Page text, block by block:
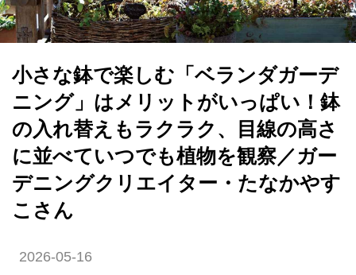
小さな鉢で楽しむ「ベランダガーデ
ニング」はメリットがいっぱい！鉢
の入れ替えもラクラク、目線の高さ
に並べていつでも植物を観察／ガー
デニングクリエイター・たなかやす
こさん
2026-05-16